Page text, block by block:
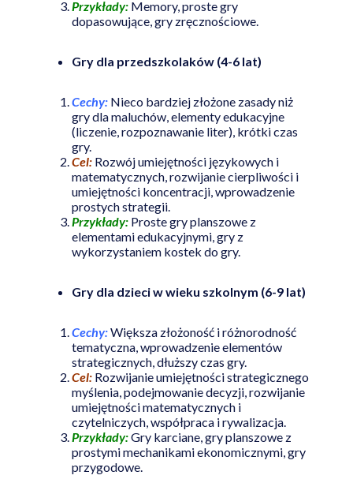
Przykłady: Memory, proste gry
dopasowujące, gry zręcznościowe.
Gry dla przedszkolaków (4-6 lat)
Cechy: Nieco bardziej złożone zasady niż
gry dla maluchów, elementy edukacyjne
(liczenie, rozpoznawanie liter), krótki czas
gry.
Cel: Rozwój umiejętności językowych i
matematycznych, rozwijanie cierpliwości i
umiejętności koncentracji, wprowadzenie
prostych strategii.
Przykłady: Proste gry planszowe z
elementami edukacyjnymi, gry z
wykorzystaniem kostek do gry.
Gry dla dzieci w wieku szkolnym (6-9 lat)
Cechy:Większa złożoność i różnorodność
tematyczna, wprowadzenie elementów
strategicznych, dłuższy czas gry.
Cel: Rozwijanie umiejętności strategicznego
myślenia, podejmowanie decyzji, rozwijanie
umiejętności matematycznych i
czytelniczych, współpraca i rywalizacja.
Przykłady:Gry karciane, gry planszowe z
prostymi mechanikami ekonomicznymi, gry
przygodowe.